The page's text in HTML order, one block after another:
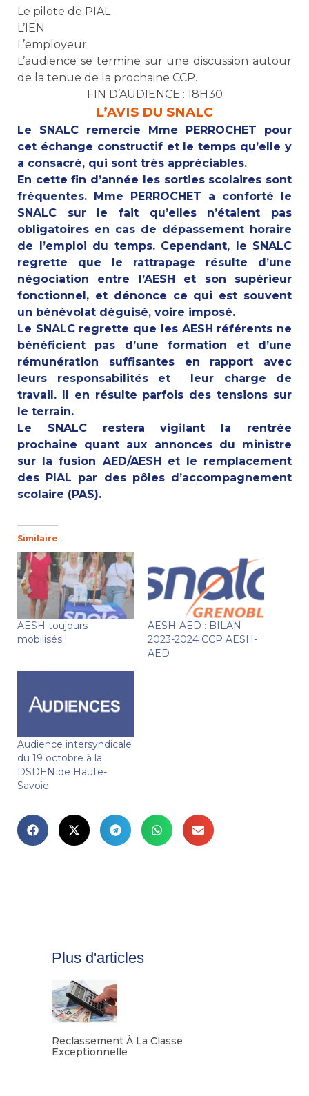
Le pilote de PIAL
L’IEN
L’employeur
L’audience se termine sur une discussion autour
de la tenue de la prochaine CCP.
FIN D’AUDIENCE : 18H30
L’AVIS DU SNALC
Le SNALC remercie Mme PERROCHET pour
cet échange constructif et le temps qu’elle y
a consacré, qui sont très appréciables.
En cette fin d’année les sorties scolaires sont
fréquentes. Mme PERROCHET a conforté le
SNALC sur le fait qu’elles n’étaient pas
obligatoires en cas de dépassement horaire
de l’emploi du temps. Cependant, le SNALC
regrette que le rattrapage résulte d’une
négociation entre l’AESH et son supérieur
fonctionnel, et dénonce ce qui est souvent
un bénévolat déguisé, voire imposé.
Le SNALC regrette que les AESH référents ne
bénéficient pas d’une formation et d’une
rémunération suffisantes en rapport avec
leurs responsabilités et leur charge de
travail. Il en résulte parfois des tensions sur
le terrain.
Le SNALC restera vigilant la rentrée
prochaine quant aux annonces du ministre
sur la fusion AED/AESH et le remplacement
des PIAL par des pôles d’accompagnement
scolaire (PAS).
Similaire
AESH toujours
mobilisés !
AESH-AED : BILAN
2023-2024 CCP AESH-
AED
Audience intersyndicale
du 19 octobre à la
DSDEN de Haute-
Savoie
Plus d'articles
Reclassement À La Classe
Exceptionnelle